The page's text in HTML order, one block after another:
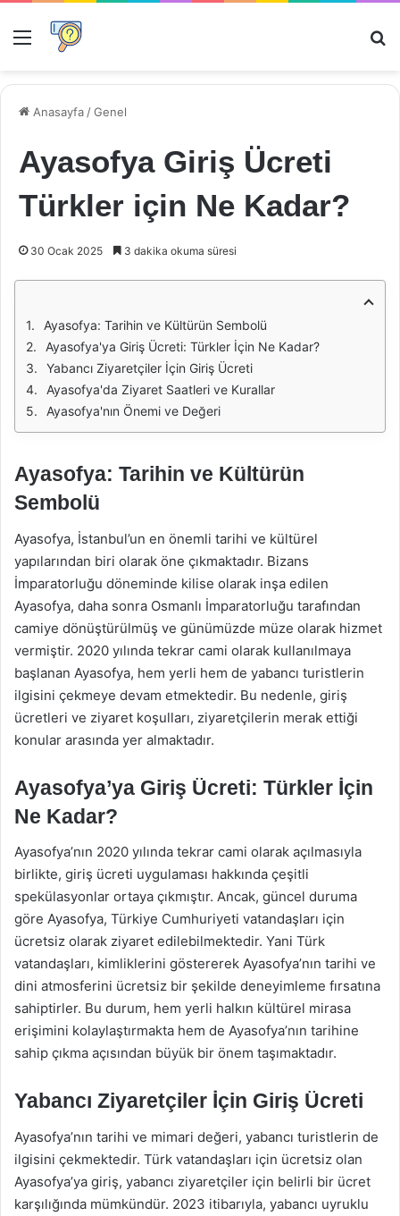
Menü
Anasayfa /Genel
Ayasofya Giriş Ücreti
Türkler için Ne Kadar?
30 Ocak 2025 3 dakika okuma süresi
Ayasofya: Tarihin ve Kültürün Sembolü
Ayasofya'ya Giriş Ücreti: Türkler İçin Ne Kadar?
Yabancı Ziyaretçiler İçin Giriş Ücreti
Ayasofya'da Ziyaret Saatleri ve Kurallar
Ayasofya'nın Önemi ve Değeri
Ayasofya: Tarihin ve Kültürün
Sembolü
Ayasofya, İstanbul’un en önemli tarihi ve kültürel
yapılarından biri olarak öne çıkmaktadır. Bizans
İmparatorluğu döneminde kilise olarak inşa edilen
Ayasofya, daha sonra Osmanlı İmparatorluğu tarafından
camiye dönüştürülmüş ve günümüzde müze olarak hizmet
vermiştir. 2020 yılında tekrar cami olarak kullanılmaya
başlanan Ayasofya, hem yerli hem de yabancı turistlerin
ilgisini çekmeye devam etmektedir. Bu nedenle, giriş
ücretleri ve ziyaret koşulları, ziyaretçilerin merak ettiği
konular arasında yer almaktadır.
Ayasofya’ya Giriş Ücreti: Türkler İçin
Ne Kadar?
Ayasofya’nın 2020 yılında tekrar cami olarak açılmasıyla
birlikte, giriş ücreti uygulaması hakkında çeşitli
spekülasyonlar ortaya çıkmıştır. Ancak, güncel duruma
göre Ayasofya, Türkiye Cumhuriyeti vatandaşları için
ücretsiz olarak ziyaret edilebilmektedir. Yani Türk
vatandaşları, kimliklerini göstererek Ayasofya’nın tarihi ve
dini atmosferini ücretsiz bir şekilde deneyimleme fırsatına
sahiptirler. Bu durum, hem yerli halkın kültürel mirasa
erişimini kolaylaştırmakta hem de Ayasofya’nın tarihine
sahip çıkma açısından büyük bir önem taşımaktadır.
Yabancı Ziyaretçiler İçin Giriş Ücreti
Ayasofya’nın tarihi ve mimari değeri, yabancı turistlerin de
ilgisini çekmektedir. Türk vatandaşları için ücretsiz olan
Ayasofya’ya giriş, yabancı ziyaretçiler için belirli bir ücret
karşılığında mümkündür. 2023 itibarıyla, yabancı uyruklu